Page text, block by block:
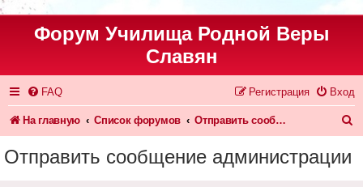
Форум Училища Родной Веры
Славян
FAQ Вход
Регистрация
На главную Список форумов Отправить сообщение администрации
Отправить сообщение администрации